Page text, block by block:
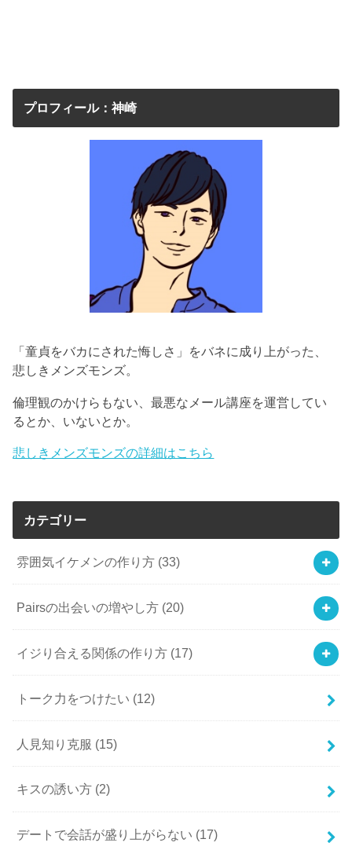
プロフィール：神崎
「童貞をバカにされた悔しさ」をバネに成り上がった、
悲しきメンズモンズ。
倫理観のかけらもない、最悪なメール講座を運営してい
るとか、いないとか。
悲しきメンズモンズの詳細はこちら
カテゴリー
雰囲気イケメンの作り方 (33)
Pairsの出会いの増やし方 (20)
イジり合える関係の作り方 (17)
トーク力をつけたい (12)
人見知り克服 (15)
キスの誘い方 (2)
デートで会話が盛り上がらない (17)